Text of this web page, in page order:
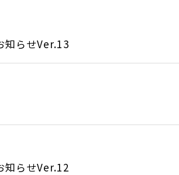
知らせVer.13
知らせVer.12